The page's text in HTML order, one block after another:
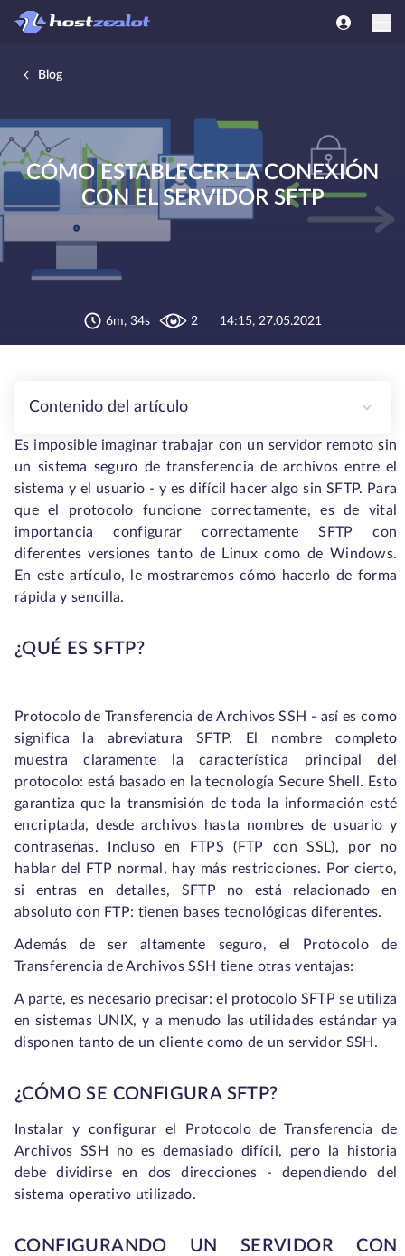
Blog
CÓMO ESTABLECER LA CONEXIÓN
CON EL SERVIDOR SFTP
6m, 34s 2 14:15, 27.05.2021
Contenido del artículo
Es imposible imaginar trabajar con un servidor remoto sin
un sistema seguro de transferencia de archivos entre el
sistema y el usuario - y es difícil hacer algo sin SFTP. Para
que el protocolo funcione correctamente, es de vital
importancia configurar correctamente SFTP con
diferentes versiones tanto de Linux como de Windows.
En este artículo, le mostraremos cómo hacerlo de forma
rápida y sencilla.
¿QUÉ ES SFTP?
Protocolo de Transferencia de Archivos SSH - así es como
significa la abreviatura SFTP. El nombre completo
muestra claramente la característica principal del
protocolo: está basado en la tecnología Secure Shell. Esto
garantiza que la transmisión de toda la información esté
encriptada, desde archivos hasta nombres de usuario y
contraseñas. Incluso en FTPS (FTP con SSL), por no
hablar del FTP normal, hay más restricciones. Por cierto,
si entras en detalles, SFTP no está relacionado en
absoluto con FTP: tienen bases tecnológicas diferentes.
Además de ser altamente seguro, el Protocolo de
Transferencia de Archivos SSH tiene otras ventajas:
A parte, es necesario precisar: el protocolo SFTP se utiliza
en sistemas UNIX, y a menudo las utilidades estándar ya
disponen tanto de un cliente como de un servidor SSH.
¿CÓMO SE CONFIGURA SFTP?
Instalar y configurar el Protocolo de Transferencia de
Archivos SSH no es demasiado difícil, pero la historia
debe dividirse en dos direcciones - dependiendo del
sistema operativo utilizado.
CONFIGURANDO UN SERVIDOR CON